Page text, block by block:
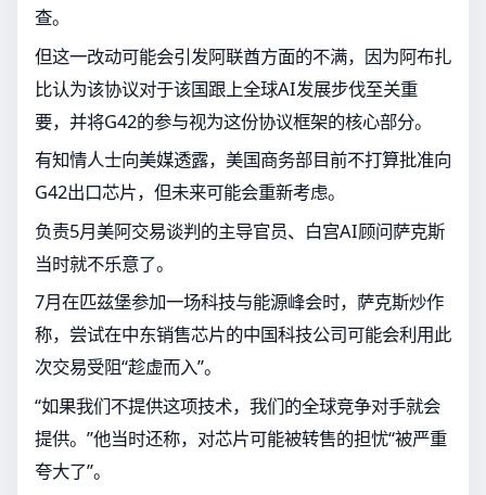
查。
但这一改动可能会引发阿联酋方面的不满，因为阿布扎
比认为该协议对于该国跟上全球AI发展步伐至关重
要，并将G42的参与视为这份协议框架的核心部分。
有知情人士向美媒透露，美国商务部目前不打算批准向
G42出口芯片，但未来可能会重新考虑。
负责5月美阿交易谈判的主导官员、白宫AI顾问萨克斯
当时就不乐意了。
7月在匹兹堡参加一场科技与能源峰会时，萨克斯炒作
称，尝试在中东销售芯片的中国科技公司可能会利用此
次交易受阻“趁虚而入”。
“如果我们不提供这项技术，我们的全球竞争对手就会
提供。”他当时还称，对芯片可能被转售的担忧“被严重
夸大了”。